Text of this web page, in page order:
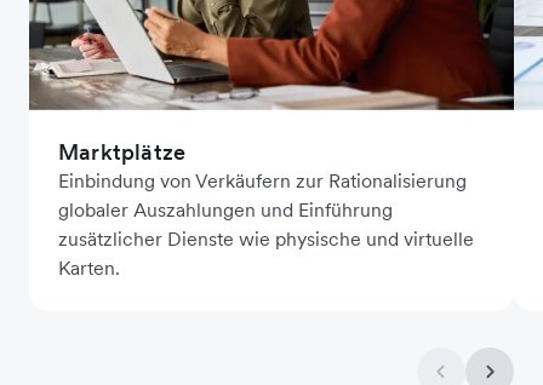
Marktplätze
Einbindung von Verkäufern zur Rationalisierung
globaler Auszahlungen und Einführung
zusätzlicher Dienste wie physische und virtuelle
Karten.